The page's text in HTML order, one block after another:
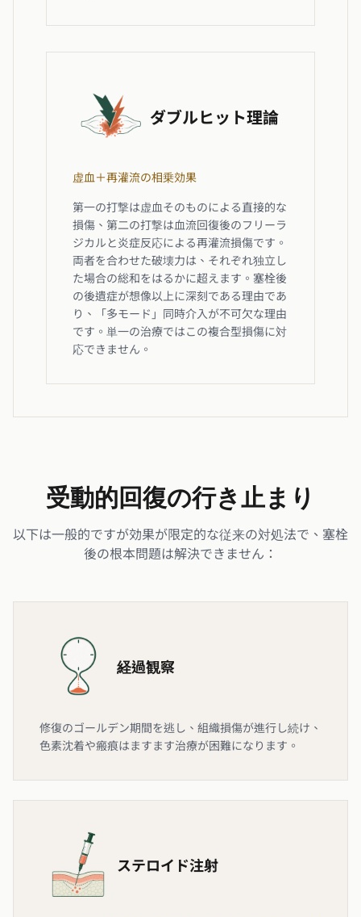
ダブルヒット理論
虚血＋再灌流の相乗効果
第一の打撃は虚血そのものによる直接的な
損傷、第二の打撃は血流回復後のフリーラ
ジカルと炎症反応による再灌流損傷です。
両者を合わせた破壊力は、それぞれ独立し
た場合の総和をはるかに超えます。塞栓後
の後遺症が想像以上に深刻である理由であ
り、「多モード」同時介入が不可欠な理由
です。単一の治療ではこの複合型損傷に対
応できません。
受動的回復の行き止まり
以下は一般的ですが効果が限定的な従来の対処法で、塞栓
後の根本問題は解決できません：
経過観察
修復のゴールデン期間を逃し、組織損傷が進行し続け、
色素沈着や瘢痕はますます治療が困難になります。
ステロイド注射